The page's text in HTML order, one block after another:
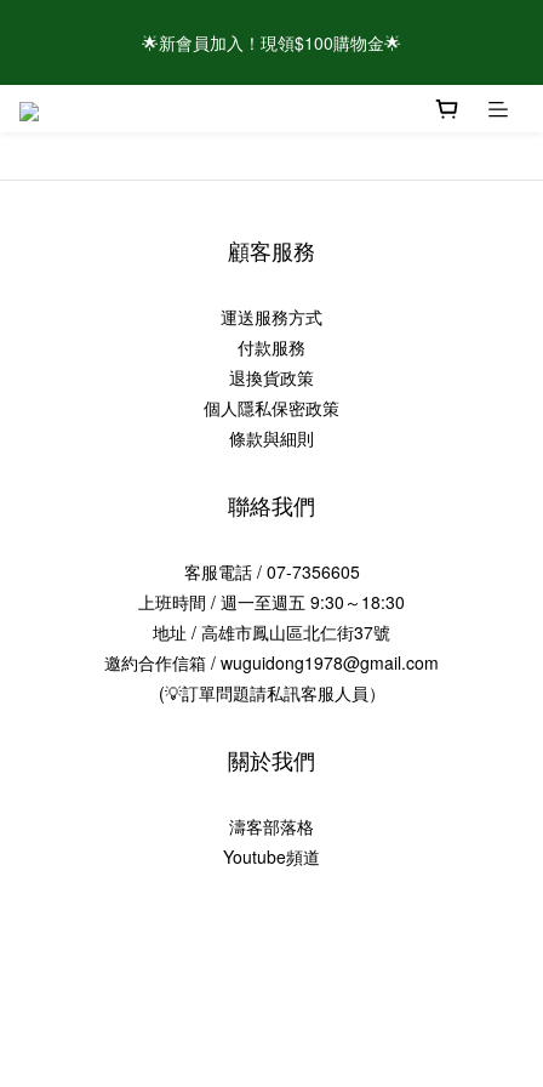
🌟新會員加入！現領$100購物金🌟
🌟新會員加入！現領$100購物金🌟
⚠️請認明官方帳號！近期有仿冒頁面/粉專盜圖詐騙 👉點此查看官
顧客服務
運送服務方式
付款服務
退換貨政策
個人隱私保密政策
條款與細則
聯絡我們
客服電話 / 07-7356605
上班時間 / 週一至週五 9:30～18:30
地址 / 高雄市鳳山區北仁街37號
邀約合作信箱 / wuguidong1978@gmail.com
(💡訂單問題請私訊客服人員）
關於我們
濤客部落格
Youtube頻道